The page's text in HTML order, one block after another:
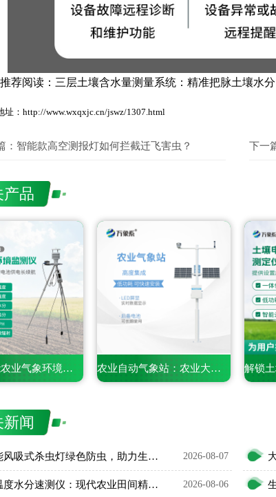
推荐阅读： 三层土壤含水量测量系统：精准把脉土壤水
址：http://www.wxqxjc.cn/jswz/1307.html
： 智能款高空测报灯如何拦截迁飞害虫？ 下一
产品
手持式智能农业气象环境检测仪——一款携带方便的仪器 农业自动气象站：农业大田里的气象监测专员
新闻
太阳能风吸式杀虫灯绿色防虫，助力生态农业无公害种植 2026-08-07
土壤温度水分速测仪：现代农业田间精细化管护智能利器 2026-08-06